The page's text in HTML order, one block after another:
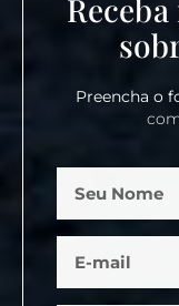
Preencha o